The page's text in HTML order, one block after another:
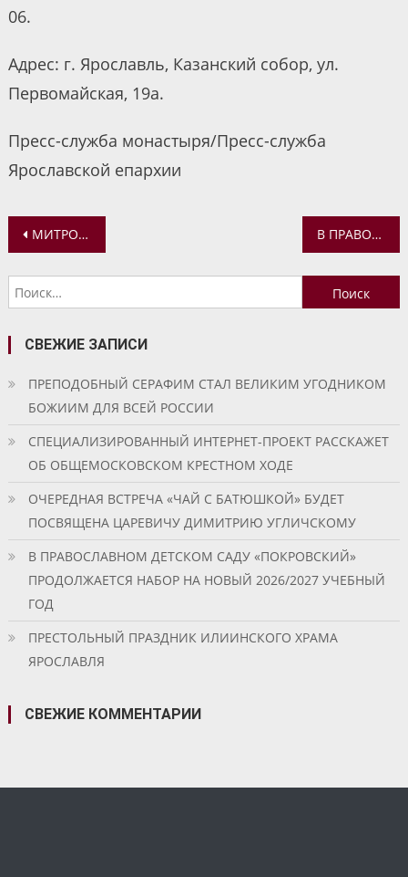
06.
Адрес: г. Ярославль, Казанский собор, ул.
Первомайская, 19а.
Пресс-служба монастыря/Пресс-служба
Ярославской епархии
Навигация
по
записям
МИТРОПОЛИТ ВАДИМ СОВЕРШИЛ БОЖЕСТВЕННУЮ ЛИТУРГИЮ В УСПЕНСКОМ КАФЕДРАЛЬНОМ СОБОРЕ ЯРОСЛАВЛЯ В ПРАВОСЛАВНОМ ДЕТСКОМ САДИКЕ ПРОШЕЛ УТРЕННИК, ПРИУРОЧЕННЫЙ КО ДНЮ СОБОРА НЕБЕСНЫХ СИЛ БЕСПЛОТНЫХ
Найти:
СВЕЖИЕ ЗАПИСИ
ПРЕПОДОБНЫЙ СЕРАФИМ СТАЛ ВЕЛИКИМ УГОДНИКОМ
БОЖИИМ ДЛЯ ВСЕЙ РОССИИ
СПЕЦИАЛИЗИРОВАННЫЙ ИНТЕРНЕТ-ПРОЕКТ РАССКАЖЕТ
ОБ ОБЩЕМОСКОВСКОМ КРЕСТНОМ ХОДЕ
ОЧЕРЕДНАЯ ВСТРЕЧА «ЧАЙ С БАТЮШКОЙ» БУДЕТ
ПОСВЯЩЕНА ЦАРЕВИЧУ ДИМИТРИЮ УГЛИЧСКОМУ
В ПРАВОСЛАВНОМ ДЕТСКОМ САДУ «ПОКРОВСКИЙ»
ПРОДОЛЖАЕТСЯ НАБОР НА НОВЫЙ 2026/2027 УЧЕБНЫЙ
ГОД
ПРЕСТОЛЬНЫЙ ПРАЗДНИК ИЛИИНСКОГО ХРАМА
ЯРОСЛАВЛЯ
СВЕЖИЕ КОММЕНТАРИИ